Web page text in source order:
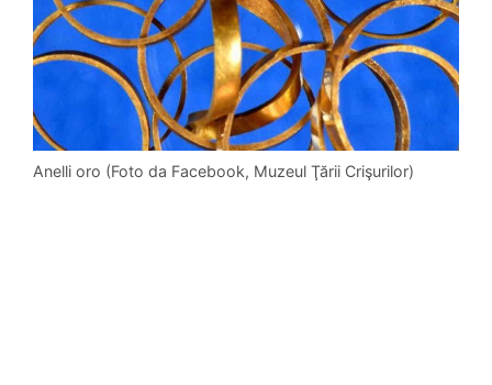
Anelli oro (Foto da Facebook, Muzeul Ţării Crişurilor)